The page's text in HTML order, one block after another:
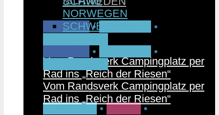
CAMPEN •
•
Vom Randsverk Campingplatz per
Rad ins „Reich der Riesen“
FINNLAND • MUSIK •
NORWEGEN
SCHWEDEN
•
•
Vom Randsverk Campingplatz per
Rad ins „Reich der Riesen“